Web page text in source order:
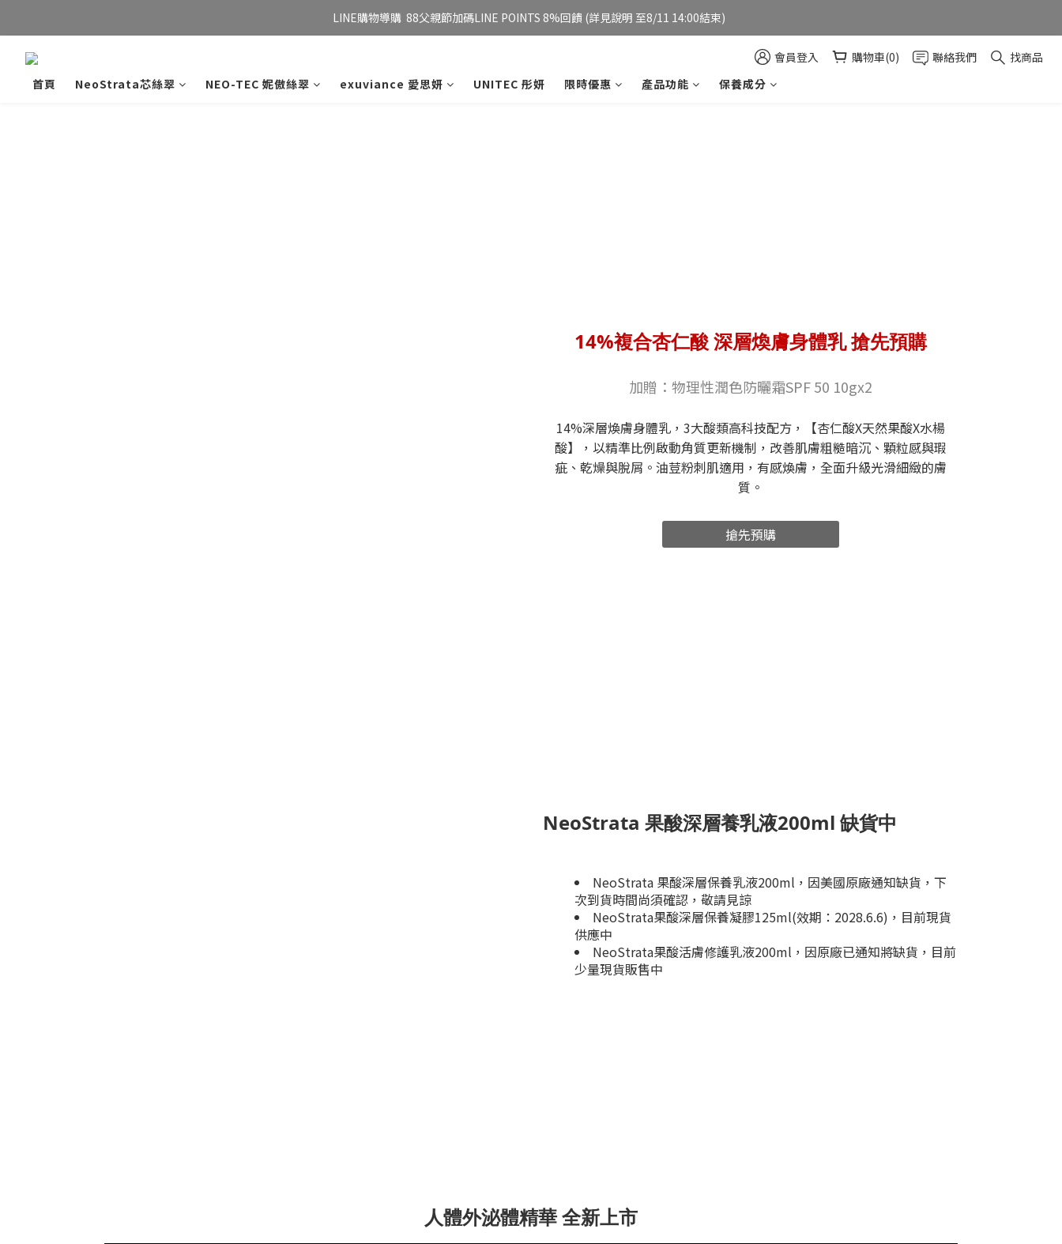
妮傲絲翠官方旗艦店 全新改版 全館免運/夏日慶典 會員12%點數回饋
妮傲絲翠官方旗艦店 全新改版 全館免運/夏日慶典 會員12%點數回饋
會員登入
購物車(0) 聯絡我們
找商品
首頁
NeoStrata芯絲翠 NEO-TEC 妮傲絲翠 exuviance 愛思妍 UNITEC 彤妍 限時優惠 產品功能 保養成分
14%複合杏仁酸 深層煥膚身體乳 搶先預購
加贈：物理性潤色防曬霜SPF 50 10gx2
14%深層煥膚身體乳，3大酸類高科技配方，【杏仁酸X天然果酸X水楊
酸】，以精準比例啟動角質更新機制，改善肌膚粗糙暗沉、顆粒感與瑕
疵、乾燥與脫屑。油荳粉刺肌適用，有感煥膚，全面升級光滑細緻的膚
質。
搶先預購
NeoStrata 果酸深層養乳液200ml 缺貨中
NeoStrata 果酸深層保養乳液200ml，因美國原廠通知缺貨，下
次到貨時間尚須確認，敬請見諒
NeoStrata果酸深層保養凝膠125ml(效期：2028.6.6)，目前現貨
供應中
NeoStrata果酸活膚修護乳液200ml，因原廠已通知將缺貨，目前
少量現貨販售中
人體外泌體精華 全新上市